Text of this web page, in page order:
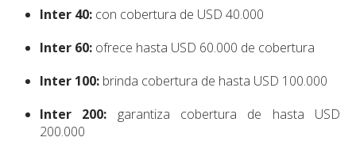
Inter 40: con cobertura de USD 40.000
Inter 60: ofrece hasta USD 60.000 de cobertura
Inter 100: brinda cobertura de hasta USD 100.000
Inter 200: garantiza cobertura de hasta USD
200.000